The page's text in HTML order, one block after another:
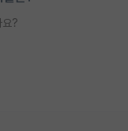
요?